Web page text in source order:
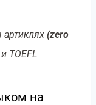
(zero
TOEFL
на